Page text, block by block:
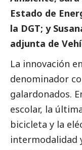
Estado de
la DGT; y
adjunta de
La innovación
denominador
galardonados.
escolar, la
bicicleta y la
intermodalidad